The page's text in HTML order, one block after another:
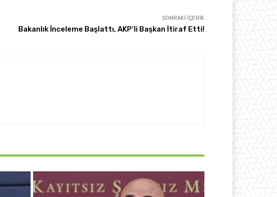
SONRAKI İÇERIK
Bakanlık İnceleme Başlattı, AKP’li Başkan İtiraf Etti!